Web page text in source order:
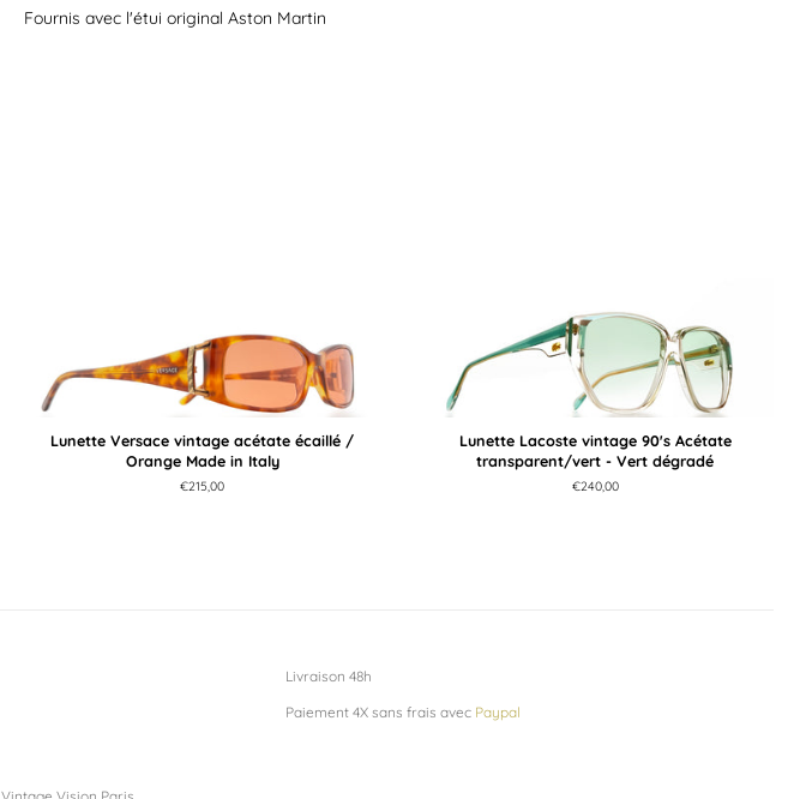
Fournis avec l'étui original Aston Martin
Lunette Versace vintage acétate écaillé /
Orange Made in Italy
Prix
€215,00
Lunette Lacoste vintage 90's Acétate
transparent/vert - Vert dégradé
Prix
€240,00
Livraison 48h
Paiement 4X sans frais avec Paypal